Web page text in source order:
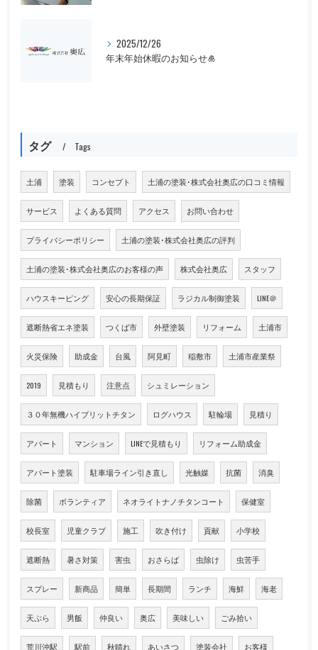
2025/12/26
年末年始休暇のお知らせ🎍
タグ Tags
土浦 塗装 コンセプト 土浦の塗装･株式会社奥広の口コミ情報
サービス よくある質問 アクセス お問い合わせ
プライバシーポリシー 土浦の塗装･株式会社奥広の評判
土浦の塗装･株式会社奥広のお客様の声 株式会社奥広 スタッフ
ハウスキーピング 安心の長期保証 ラジカル制御塗装 LINE＠
遮断熱省エネ塗装 つくば市 外壁塗装 リフォーム 土浦市
火災保険 助成金 台風 阿見町 稲敷市 土浦市産業祭
2019 見積もり 注意点 シュミレーション
３０年無機ハイブリットチタン ログハウス 駐輪場 見積り
アパート マンション LINEで見積もり リフォーム助成金
アパート塗装 駐車場ライン引き直し 光触媒 抗菌 消臭
除菌 ボランティア ネオライトナノチタンコート 保健室
校長室 児童クラブ 施工 吹き付け 貢献 小学校
遮断熱 暑さ対策 害虫 おさらば 虫除け 虫苦手
スプレー 新商品 簡単 長期間 ランチ 海鮮 海老
天ぷら 男飯 仲良い 奥広 美味しい ごみ拾い
荒川沖駅 駅前 秋晴れ あいさつ 塗装会社 お客様